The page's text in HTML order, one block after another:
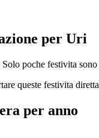
per Uri
poche festivita
queste festivita
per anno